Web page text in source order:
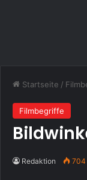
Startseite /
Filmbegriffe
Redaktion 704